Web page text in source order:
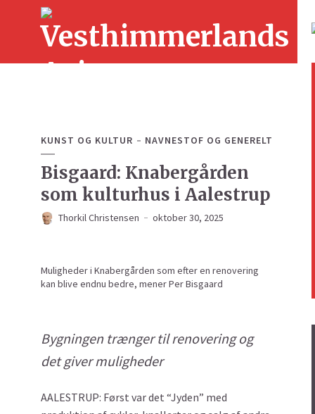
KUNST OG KULTUR NAVNESTOF OG GENERELT
Bisgaard: Knabergården
som kulturhus i Aalestrup
Thorkil Christensen oktober 30, 2025
Muligheder i Knabergården som efter en renovering
kan blive endnu bedre, mener Per Bisgaard
Bygningen trænger til renovering og
det giver muligheder
AALESTRUP: Først var det “Jyden” med